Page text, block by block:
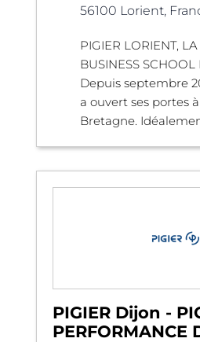
56100 Lorient,
PIGIER LORIENT,
BUSINESS SCHOOL
Depuis septembre
a ouvert ses portes
Bretagne.
PIGIER Dijon -
PERFORMANCE